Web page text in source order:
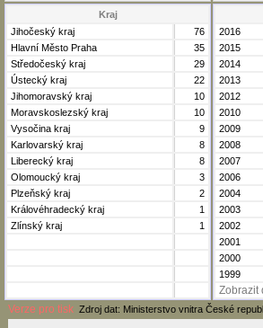
Kraj
Jihočeský kraj
76
Hlavní Město Praha
35
Středočeský kraj
29
Ústecký kraj
22
Jihomoravský kraj
10
Moravskoslezský kraj
10
Vysočina kraj
9
Karlovarský kraj
8
Liberecký kraj
8
Olomoucký kraj
3
Plzeňský kraj
2
Královéhradecký kraj
1
Zlínský kraj
1
2016
2015
2014
2013
2012
2010
2009
2008
2007
2006
2004
2003
2002
2001
2000
1999
Zobrazit
Verze pro tisk Zdroj dat: Ministerstvo vnitra České